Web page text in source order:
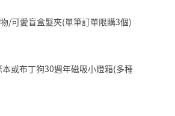
/可愛盲盒髮夾(單筆訂單限購3個)
或布丁狗30週年磁吸小燈箱(多種